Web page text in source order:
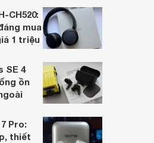
sở thích cá nhân. Cả
chất lượng cao,
tượng khách hàng
CH520:
mua
1 triệu
SE 4
ồn
Pro:
thiết